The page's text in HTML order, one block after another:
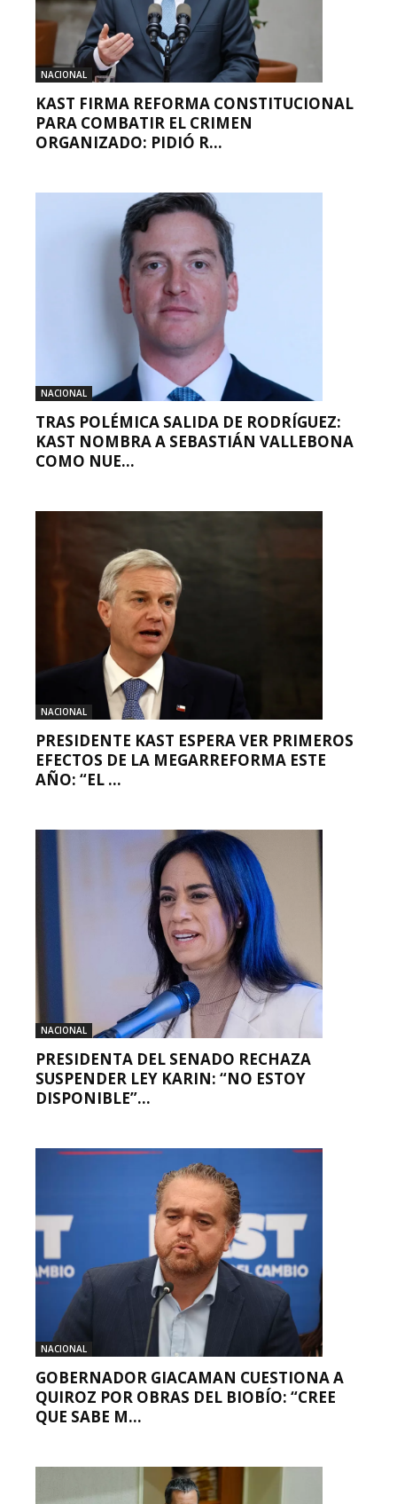
NACIONAL
KAST FIRMA REFORMA CONSTITUCIONAL
PARA COMBATIR EL CRIMEN
ORGANIZADO: PIDIÓ R...
NACIONAL
TRAS POLÉMICA SALIDA DE RODRÍGUEZ:
KAST NOMBRA A SEBASTIÁN VALLEBONA
COMO NUE...
NACIONAL
PRESIDENTE KAST ESPERA VER PRIMEROS
EFECTOS DE LA MEGARREFORMA ESTE
AÑO: “EL ...
NACIONAL
PRESIDENTA DEL SENADO RECHAZA
SUSPENDER LEY KARIN: “NO ESTOY
DISPONIBLE”...
NACIONAL
GOBERNADOR GIACAMAN CUESTIONA A
QUIROZ POR OBRAS DEL BIOBÍO: “CREE
QUE SABE M...